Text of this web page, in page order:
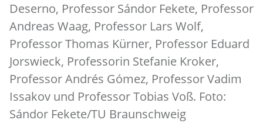
Deserno, Professor Sándor Fekete, Professor
Andreas Waag, Professor Lars Wolf,
Professor Thomas Kürner, Professor Eduard
Jorswieck, Professorin Stefanie Kroker,
Professor Andrés Gómez, Professor Vadim
Issakov und Professor Tobias Voß. Foto:
Sándor Fekete/TU Braunschweig